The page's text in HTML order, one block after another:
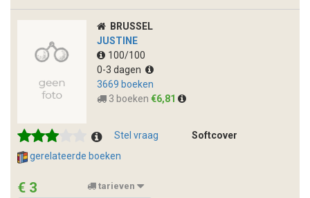
BRUSSEL
JUSTINE
100/100
0-3 dagen
3669 boeken
3 boeken €6,81
Stel vraag
Softcover
gerelateerde boeken
€ 3 tarieven